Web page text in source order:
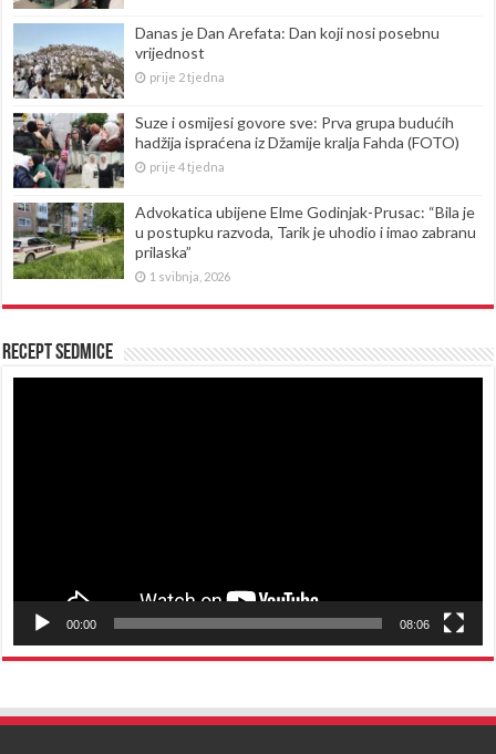
Danas je Dan Arefata: Dan koji nosi posebnu
vrijednost
prije 2 tjedna
Suze i osmijesi govore sve: Prva grupa budućih
hadžija ispraćena iz Džamije kralja Fahda (FOTO)
prije 4 tjedna
Advokatica ubijene Elme Godinjak-Prusac: “Bila je
u postupku razvoda, Tarik je uhodio i imao zabranu
prilaska”
1 svibnja, 2026
Recept sedmice
00:00 08:06